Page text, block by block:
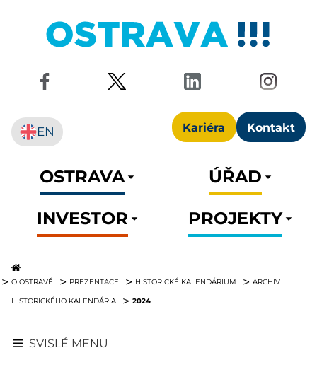
Kariéra Kontakt
EN
OSTRAVA
ÚŘAD
INVESTOR
PROJEKTY
O OSTRAVĚ PREZENTACE HISTORICKÉ KALENDÁRIUM ARCHIV
HISTORICKÉHO KALENDÁRIA 2024
SVISLÉ MENU